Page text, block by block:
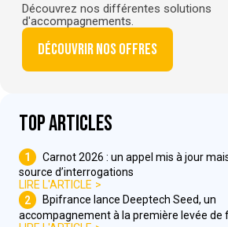
Découvrez nos différentes solutions
d'accompagnements.
Découvrir nos offres
Top articles
1
Carnot 2026 : un appel mis à jour
source d’interrogations
LIRE L'ARTICLE
2
Bpifrance lance Deeptech Seed, un
accompagnement à la première levée de